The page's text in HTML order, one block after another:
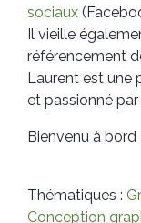
sociaux
Il vieille
référencement
Laurent est une
et passionné
Bienvenu à bord
Thématiques :
Conception